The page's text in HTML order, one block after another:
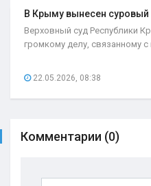
В Крыму вынесен
Верховный суд Республики
громкому делу, связанному с
22.05.2026, 08:38
Комментарии (0)